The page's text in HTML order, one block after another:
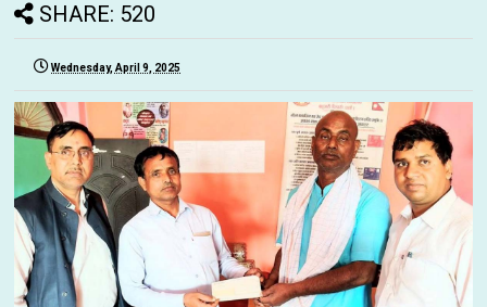
SHARE: 520
Wednesday, April 9, 2025